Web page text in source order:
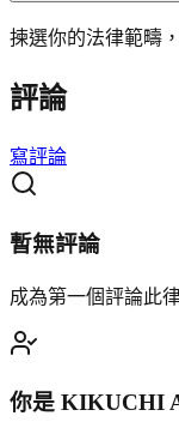
揀選你的法律範疇
評論
寫評論
暫無評論
成為第一個評論此
你是 KIKUCHI